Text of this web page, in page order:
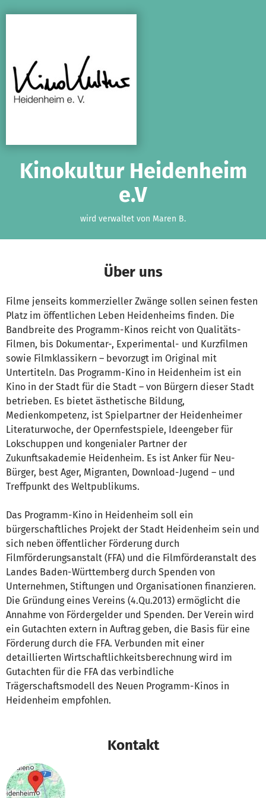
Kinokultur Heidenheim
e.V
wird verwaltet von Maren B.
Über uns
Filme jenseits kommerzieller Zwänge sollen seinen festen
Platz im öffentlichen Leben Heidenheims finden. Die
Bandbreite des Programm-Kinos reicht von Qualitäts-
Filmen, bis Dokumentar-, Experimental- und Kurzfilmen
sowie Filmklassikern – bevorzugt im Original mit
Untertiteln. Das Programm-Kino in Heidenheim ist ein
Kino in der Stadt für die Stadt – von Bürgern dieser Stadt
betrieben. Es bietet ästhetische Bildung,
Medienkompetenz, ist Spielpartner der Heidenheimer
Literaturwoche, der Opernfestspiele, Ideengeber für
Lokschuppen und kongenialer Partner der
Zukunftsakademie Heidenheim. Es ist Anker für Neu-
Bürger, best Ager, Migranten, Download-Jugend – und
Treffpunkt des Weltpublikums.
Das Programm-Kino in Heidenheim soll ein
bürgerschaftliches Projekt der Stadt Heidenheim sein und
sich neben öffentlicher Förderung durch
Filmförderungsanstalt (FFA) und die Filmförderanstalt des
Landes Baden-Württemberg durch Spenden von
Unternehmen, Stiftungen und Organisationen finanzieren.
Die Gründung eines Vereins (4.Qu.2013) ermöglicht die
Annahme von Fördergelder und Spenden. Der Verein wird
ein Gutachten extern in Auftrag geben, die Basis für eine
Förderung durch die FFA. Verbunden mit einer
detaillierten Wirtschaftlichkeitsberechnung wird im
Gutachten für die FFA das verbindliche
Trägerschaftsmodell des Neuen Programm-Kinos in
Heidenheim empfohlen.
Kontakt